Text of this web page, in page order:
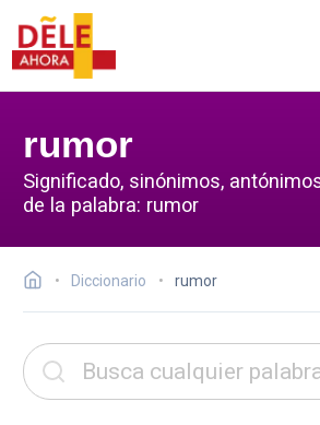
rumor
Significado, sinónimos,
de la palabra: rumor
Diccionario rumor